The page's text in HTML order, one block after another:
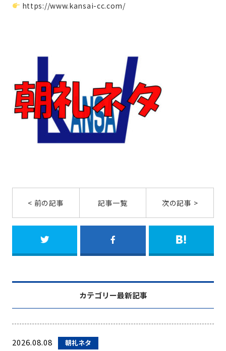
https://www.kansai-cc.com/
< 前の記事 記事一覧 次の記事 >
カテゴリー最新記事
2026.08.08 朝礼ネタ